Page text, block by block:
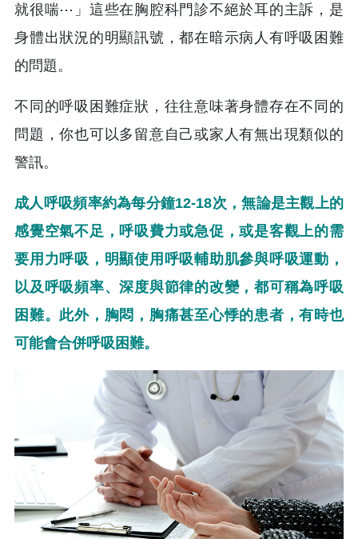
就很喘⋯」這些在胸腔科門診不絕於耳的主訴，是
身體出狀況的明顯訊號，都在暗示病人有呼吸困難
的問題。
不同的呼吸困難症狀，往往意味著身體存在不同的
問題，你也可以多留意自己或家人有無出現類似的
警訊。
成人呼吸頻率約為每分鐘12-18次，無論是主觀上的
感覺空氣不足，呼吸費力或急促，或是客觀上的需
要用力呼吸，明顯使用呼吸輔助肌參與呼吸運動，
以及呼吸頻率、深度與節律的改變，都可稱為呼吸
困難。此外，胸悶，胸痛甚至心悸的患者，有時也
可能會合併呼吸困難。